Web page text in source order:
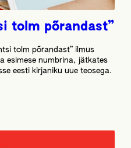
tolm põrandast”
tolm põrandast” ilmus
esimese numbrina, jätkates
eesti kirjaniku uue teosega.